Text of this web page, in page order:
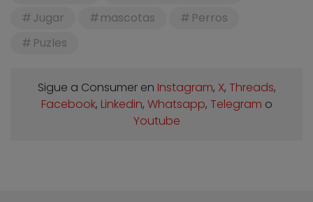
Jugar
mascotas
Perros
Puzles
Sigue a Consumer en Instagram, X, Threads,
Facebook, Linkedin, Whatsapp, Telegram o
Youtube